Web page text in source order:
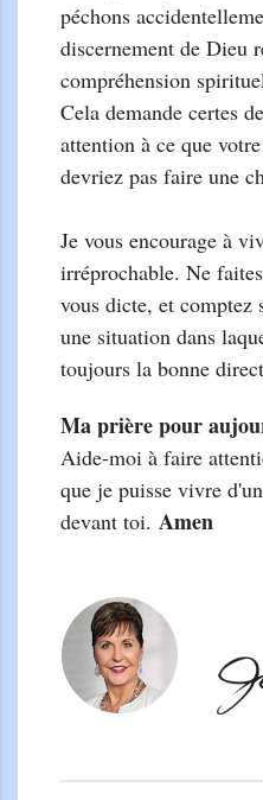
péchons
discernement de Dieu
compréhension
Cela demande certes
attention à ce que
devriez pas faire une
Je vous encourage à
irréprochable. Ne
vous dicte, et comptez
une situation dans
toujours la bonne
Ma prière pour
Aide-moi à faire
que je puisse vivre
devant toi. Amen